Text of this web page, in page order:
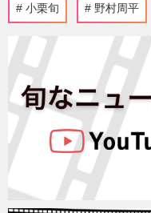
小栗旬 野村周平